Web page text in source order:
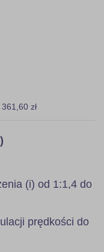
zł
(i) od 1:1,4 do
prędkości do